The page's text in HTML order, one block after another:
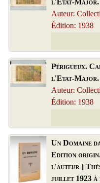
l'Etat-Major.
Auteur:
Édition: 1938
Périgueux.
l'Etat-Major.
Auteur:
Édition: 1938
Un Domaine
Edition
l'auteur ]
juillet 1923